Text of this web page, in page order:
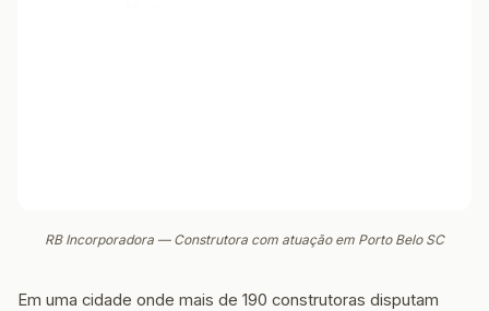
RB Incorporadora — Construtora com atuação em Porto Belo SC
Em uma cidade onde mais de 190 construtoras disputam